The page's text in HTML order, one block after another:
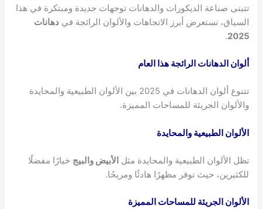
تتبنى صناعة الديكورات والدهانات توجهات جديدة ومبتكرة في هذا
السياق، نستعرض أبرز الاتجاهات والألوان الرائجة فيدهانات
2025
.
ألوان الدهانات الرائجة هذا العام
تتنوع ألوان الدهانات في 2025 بين الألوان الطبيعية والمحايدة
والألوان الجريئة للمساحات المميزة.
الألوان الطبيعية والمحايدة
تظل الألوان الطبيعية والمحايدة مثل الأبيض والبيج خيارًا مفضلًا
للكثيرين، حيث توفر مظهرًا هادئًا ومريحًا.
الألوان الجريئة للمساحات المميزة